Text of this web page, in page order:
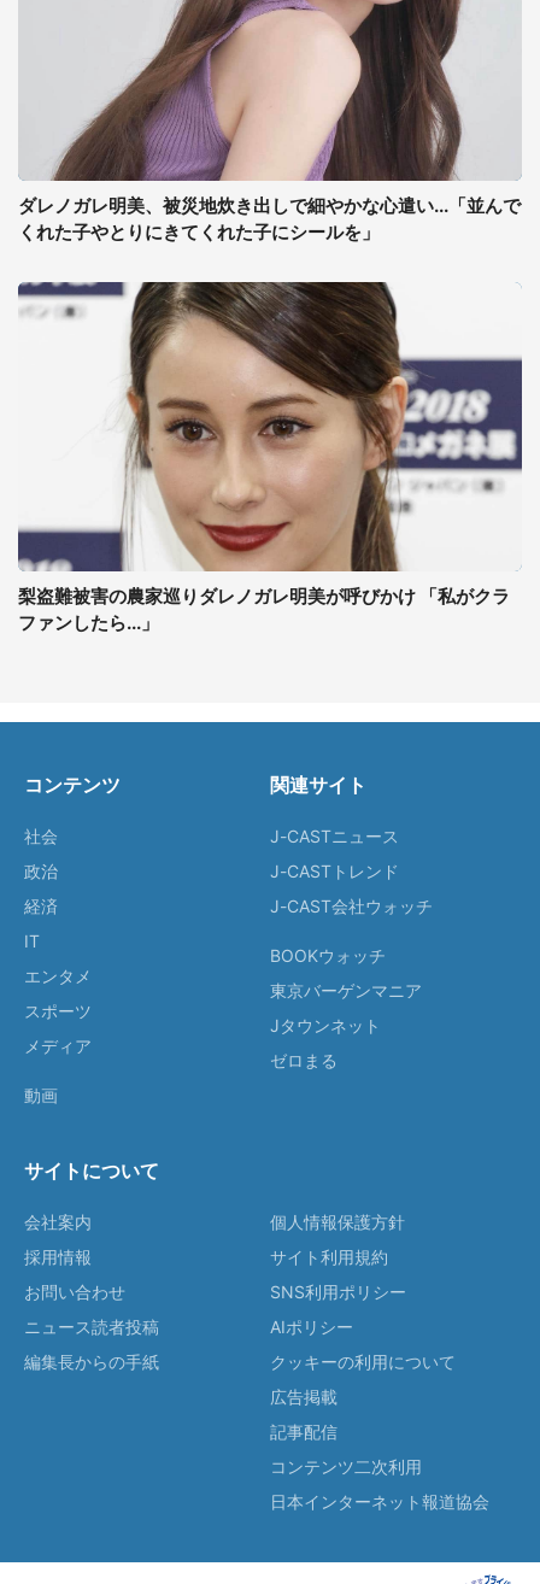
ダレノガレ明美、被災地炊き出しで細やかな心遣い...「並んで
くれた子やとりにきてくれた子にシールを」
梨盗難被害の農家巡りダレノガレ明美が呼びかけ 「私がクラ
ファンしたら...」
コンテンツ
社会
政治
経済
IT
エンタメ
スポーツ
メディア
動画
関連サイト
J-CASTニュース
J-CASTトレンド
J-CAST会社ウォッチ
BOOKウォッチ
東京バーゲンマニア
Jタウンネット
ゼロまる
サイトについて
会社案内
採用情報
お問い合わせ
ニュース読者投稿
編集長からの手紙
個人情報保護方針
サイト利用規約
SNS利用ポリシー
AIポリシー
クッキーの利用について
広告掲載
記事配信
コンテンツ二次利用
日本インターネット報道協会